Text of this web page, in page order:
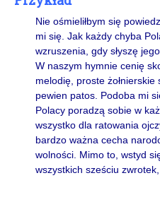
Nie ośmieliłbym się
mi się. Jak każdy chyba
wzruszenia, gdy słyszę
W naszym hymnie cenię
melodię, proste żołnierskie
pewien patos. Podoba mi
Polacy poradzą sobie w
wszystko dla ratowania
bardzo ważna cecha
wolności. Mimo to, wstyd
wszystkich sześciu